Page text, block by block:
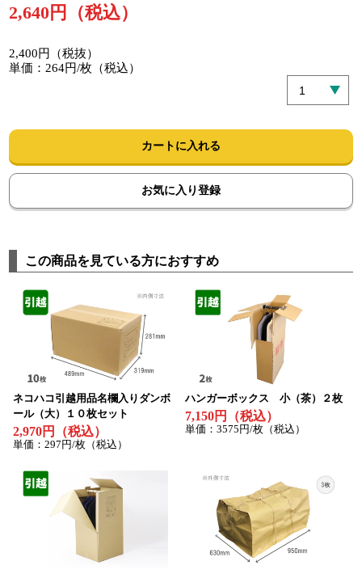
2,640円（税込）
2,400円（税抜）
単価：264円/枚（税込）
カートに入れる
お気に入り登録
この商品を見ている方におすすめ
ネコハコ引越用品名欄入りダンボ
ール（大）１０枚セット
2,970円（税込）
単価：297円/枚（税込）
ハンガーボックス 小（茶）２枚
7,150円（税込）
単価：3575円/枚（税込）